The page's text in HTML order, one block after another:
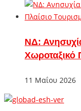
ΝΔ:
Χωροταξικό
11 Μαΐου 2026